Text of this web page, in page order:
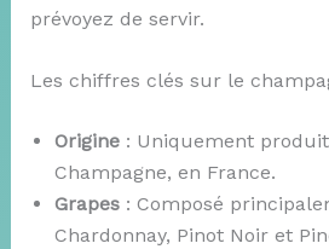
prévoyez de servir.
Les chiffres clés sur le
Origine: Uniquement
Champagne, en France.
Grapes: Composé
Chardonnay, Pinot Noir et